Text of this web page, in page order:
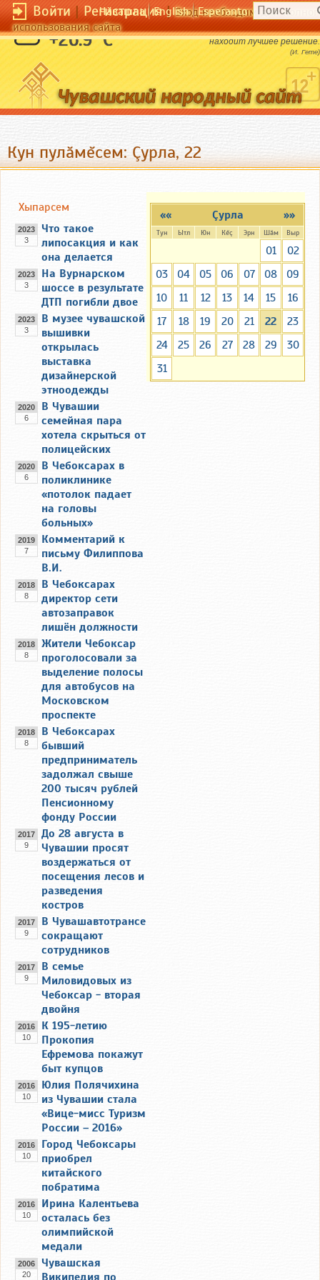
Войти|Регистрация|Вход необходим для
использования сайта
Чӑвашла English Esperanto
+26.9 °C
Кто долго раздумывает, не всегда
находит лучшее решение.
(И. Гете)
Кун пулăмĕсем: Çурла, 22
»»
«« Çурла
Тун Ытл Юн Кĕç Эрн Шăм Выр
01
02
03
04 05 06 07 08
09
10
11 12 13 14 15
16
17
18 19 20 21 22
23
24
25 26 27 28 29
30
31
Хыпарсем
2023
3
Что такое
липосакция и как
она делается
2023
3
На Вурнарском
шоссе в результате
ДТП погибли двое
2023
3
В музее чувашской
вышивки
открылась
выставка
дизайнерской
этноодежды
2020
6
В Чувашии
семейная пара
хотела скрыться от
полицейских
2020
6
В Чебоксарах в
поликлинике
«потолок падает
на головы
больных»
2019
7
Комментарий к
письму Филиппова
В.И.
2018
8
В Чебоксарах
директор сети
автозаправок
лишён должности
2018
8
Жители Чебоксар
проголосовали за
выделение полосы
для автобусов на
Московском
проспекте
2018
8
В Чебоксарах
бывший
предприниматель
задолжал свыше
200 тысяч рублей
Пенсионному
фонду России
2017
9
До 28 августа в
Чувашии просят
воздержаться от
посещения лесов и
разведения
костров
2017
9
В Чувашавтотрансе
сокращают
сотрудников
2017
9
В семье
Миловидовых из
Чебоксар - вторая
двойня
2016
10
К 195-летию
Прокопия
Ефремова покажут
быт купцов
2016
10
Юлия Полячихина
из Чувашии стала
«Вице-мисс Туризм
России – 2016»
2016
10
Город Чебоксары
приобрел
китайского
побратима
2016
10
Ирина Калентьева
осталась без
олимпийской
медали
2006
20
Чувашская
Википедия по